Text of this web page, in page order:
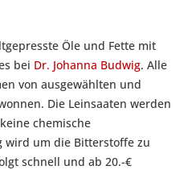
Öle und Fette mit
bei Dr. Johanna Budwig. Alle
von ausgewählten und
Die Leinsaaten werden
chemische
wird um die Bitterstoffe zu
schnell und ab 20.-€